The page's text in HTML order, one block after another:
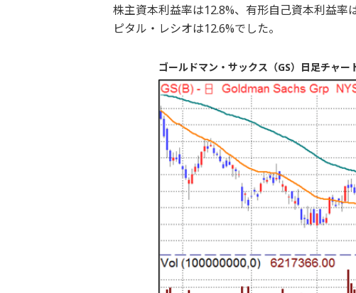
株主資本利益率は12.8%、有形自己資本利益率
ピタル・レシオは12.6%でした。
ゴールドマン・サックス（GS）日足チャー